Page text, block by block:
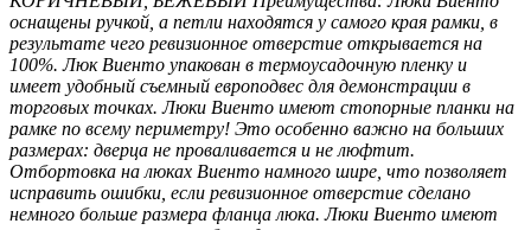
оснащены ручкой, а петли находятся у самого края рамки, в
результате чего ревизионное отверстие открывается на
100%. Люк Виенто упакован в термоусадочную пленку и
имеет удобный съемный европодвес для демонстрации в
торговых точках. Люки Виенто имеют стопорные планки на
рамке по всему периметру! Это особенно важно на больших
размерах: дверца не проваливается и не люфтит.
Отбортовка на люках Виенто намного шире, что позволяет
исправить ошибки, если ревизионное отверстие сделано
немного больше размера фланца люка. Люки Виенто имеют